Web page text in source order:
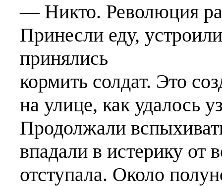
— Никто. Революция
Принесли еду,
принялись
кормить солдат. Это
на улице, как удалось
Продолжали
впадали в истерику от
отступала. Около